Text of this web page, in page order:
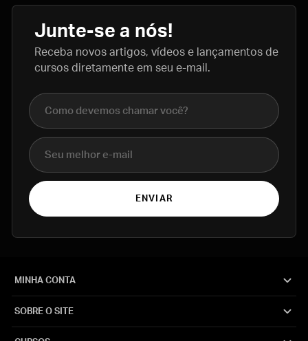
Junte-se a nós!
Receba novos artigos, vídeos e lançamentos de
cursos diretamente em seu e-mail.
Nome completo
E-mail
ENVIAR
MINHA CONTA
SOBRE O SITE